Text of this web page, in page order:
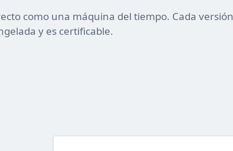
como una máquina del tiempo. Cada versión
y es certificable.